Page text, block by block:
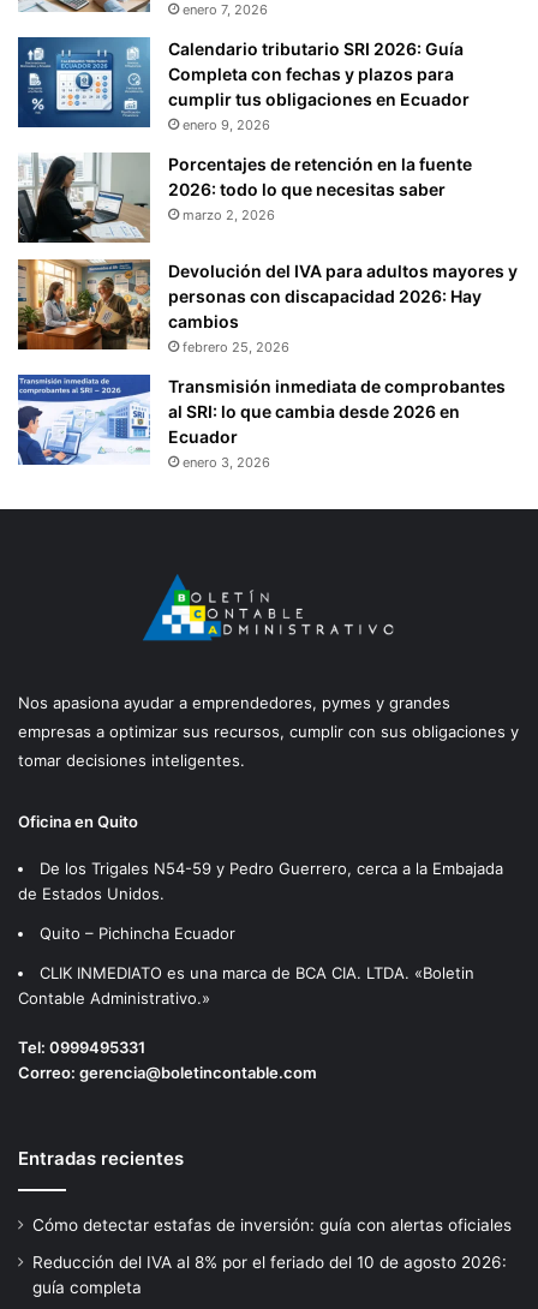
enero 7, 2026
Calendario tributario SRI 2026: Guía
Completa con fechas y plazos para
cumplir tus obligaciones en Ecuador
enero 9, 2026
Porcentajes de retención en la fuente
2026: todo lo que necesitas saber
marzo 2, 2026
Devolución del IVA para adultos mayores y
personas con discapacidad 2026: Hay
cambios
febrero 25, 2026
Transmisión inmediata de comprobantes
al SRI: lo que cambia desde 2026 en
Ecuador
enero 3, 2026
Nos apasiona ayudar a emprendedores, pymes y grandes
empresas a optimizar sus recursos, cumplir con sus obligaciones y
tomar decisiones inteligentes.
Oficina en Quito
De los Trigales N54-59 y Pedro Guerrero, cerca a la Embajada
de Estados Unidos.
Quito – Pichincha Ecuador
CLIK INMEDIATO es una marca de BCA CIA. LTDA. «Boletin
Contable Administrativo.»
Tel: 0999495331
Correo: gerencia@boletincontable.com
Entradas recientes
Cómo detectar estafas de inversión: guía con alertas oficiales
Reducción del IVA al 8% por el feriado del 10 de agosto 2026:
guía completa